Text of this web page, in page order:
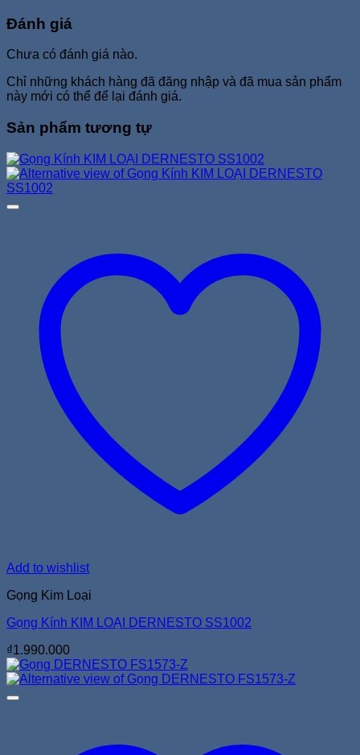
Đánh giá
Chưa có đánh giá nào.
Chỉ những khách hàng đã đăng nhập và đã mua sản phẩm
này mới có thể để lại đánh giá.
Sản phẩm tương tự
Add to wishlist
Gọng Kim Loại
Gọng Kính KIM LOẠI DERNESTO SS1002
₫1.990.000